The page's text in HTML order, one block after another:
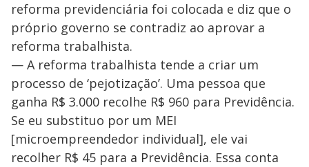
reforma previdenciária foi colocada e diz que o
próprio governo se contradiz ao aprovar a
reforma trabalhista.
— A reforma trabalhista tende a criar um
processo de ‘pejotização’. Uma pessoa que
ganha R$ 3.000 recolhe R$ 960 para Previdência.
Se eu substituo por um MEI
[microempreendedor individual], ele vai
recolher R$ 45 para a Previdência. Essa conta